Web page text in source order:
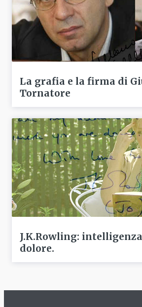
La grafia e la firma di
Tornatore
J.K.Rowling:
dolore.